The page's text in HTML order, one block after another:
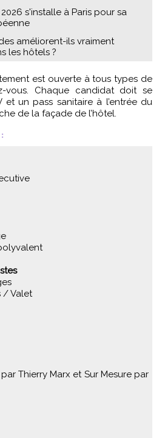
s'installe à Paris pour sa
améliorent-ils vraiment
les hôtels ?
vous. Chaque candidat doit se
un pass sanitaire à l’entrée du
de la façade de l’hôtel.
/ Valet
Thierry Marx et Sur Mesure par